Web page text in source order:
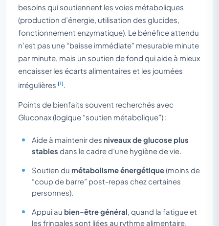
besoins qui soutiennent les voies métaboliques
(production d’énergie, utilisation des glucides,
fonctionnement enzymatique). Le bénéfice attendu
n’est pas une “baisse immédiate” mesurable minute
par minute, mais un soutien de fond qui aide à mieux
encaisser les écarts alimentaires et les journées
irrégulières [1]
Points de bienfaits souvent recherchés avec
Gluconax (logique “soutien métabolique”) :
Aide à maintenir des niveaux de glucose plus
stables dans le cadre d’une hygiène de vie.
Soutien du métabolisme énergétique(moins de
“coup de barre” post-repas chez certaines
personnes).
Appui au bien-être général , quand la fatigue et
les fringales sont liées au rythme alimentaire.